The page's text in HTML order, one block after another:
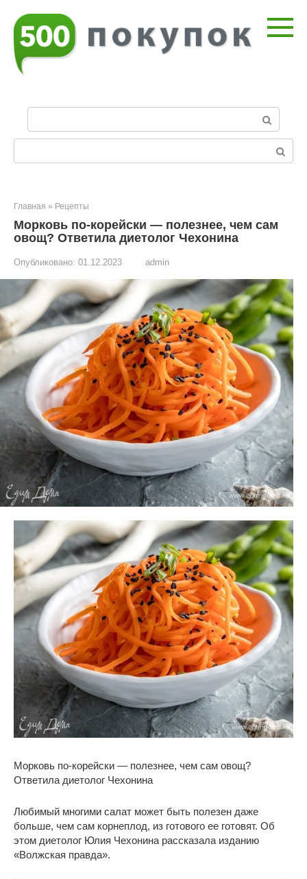
контенту
о
и
Главная » Рецепты
Морковь по-корейски — полезнее, чем сам
овощ? Ответила диетолог Чехонина
Опубликовано: 01.12.2023 admin
Морковь по-корейски — полезнее, чем сам овощ?
Ответила диетолог Чехонина
Любимый многими салат может быть полезен даже
больше, чем сам корнеплод, из готового ее готовят. Об
этом диетолог Юлия Чехонина рассказала изданию
«Волжская правда».